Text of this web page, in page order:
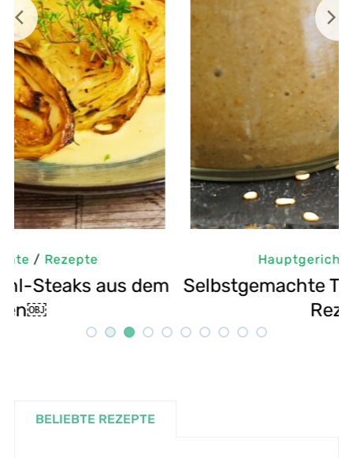
Hauptgerichte Rezepte
Selbstgemachte Tahini: Sesampaste
BELIEBTE REZEPTE